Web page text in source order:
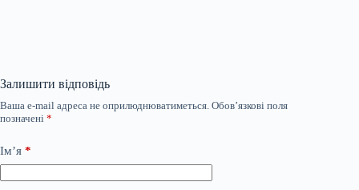
Залишити відповідь
Ваша e-mail адреса не оприлюднюватиметься. Обов’язкові поля
позначені *
Ім’я *